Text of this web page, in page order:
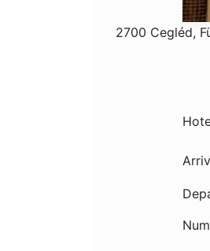
2700 Cegléd,